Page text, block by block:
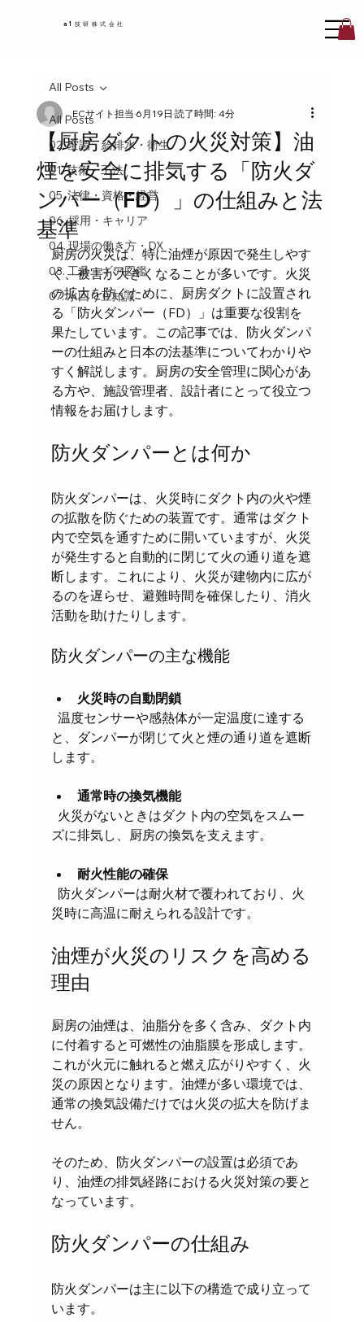
a1技研株式会社
All Posts
02. 空調・給排水・衛生
01. 技術・工法
05. 法律・資格・経営
06. 採用・キャリア
04. 現場の働き方・DX
03. 工具・ギア図鑑
07. 水回り豆知識
All Posts
【厨房ダクトの火災対策】油
煙を安全に排気する「防火ダ
ンパー（FD）」の仕組みと法
基準
ECサイト担当6月19日 読了時間: 4分
厨房の火災は、特に油煙が原因で発生しやす
く、被害が大きくなることが多いです。火災
の拡大を防ぐために、厨房ダクトに設置され
る「防火ダンパー（FD）」は重要な役割を
果たしています。この記事では、防火ダンパ
ーの仕組みと日本の法基準についてわかりや
すく解説します。厨房の安全管理に関心があ
る方や、施設管理者、設計者にとって役立つ
情報をお届けします。
防火ダンパーとは何か
防火ダンパーは、火災時にダクト内の火や煙
の拡散を防ぐための装置です。通常はダクト
内で空気を通すために開いていますが、火災
が発生すると自動的に閉じて火の通り道を遮
断します。これにより、火災が建物内に広が
るのを遅らせ、避難時間を確保したり、消火
活動を助けたりします。
防火ダンパーの主な機能
火災時の自動閉鎖
と、ダンパーが閉じて火と煙の通り道を遮断
します。
通常時の換気機能
ズに排気し、厨房の換気を支えます。
耐火性能の確保
災時に高温に耐えられる設計です。
油煙が火災のリスクを高める
理由
厨房の油煙は、油脂分を多く含み、ダクト内
に付着すると可燃性の油脂膜を形成します。
これが火元に触れると燃え広がりやすく、火
災の原因となります。油煙が多い環境では、
通常の換気設備だけでは火災の拡大を防げま
せん。
そのため、防火ダンパーの設置は必須であ
り、油煙の排気経路における火災対策の要と
なっています。
防火ダンパーの仕組み
防火ダンパーは主に以下の構造で成り立って
います。